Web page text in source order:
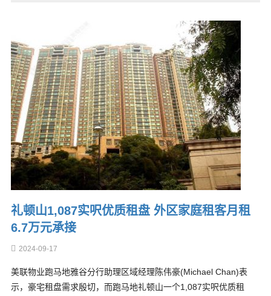
礼顿山1,087实呎优质租盘 外区家庭租客月租
6.7万元承接
2024-09-17
美联物业跑马地雅谷分行助理区域经理陈伟豪(Michael Chan)表
示，豪宅租盘需求殷切，而跑马地礼顿山一个1,087实呎优质租